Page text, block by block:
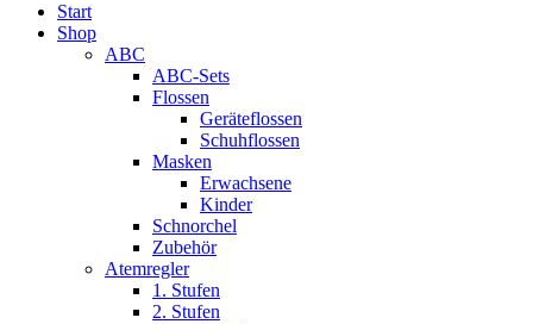
Start
Shop
ABC
ABC-Sets
Flossen
Geräteflossen
Schuhflossen
Masken
Erwachsene
Kinder
Schnorchel
Zubehör
Atemregler
1. Stufen
2. Stufen